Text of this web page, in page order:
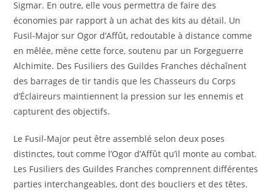
Sigmar. En outre, elle vous permettra de faire des
économies par rapport à un achat des kits au détail. Un
Fusil-Major sur Ogor d’Affût, redoutable à distance comme
en mêlée, mène cette force, soutenu par un Forgeguerre
Alchimite. Des Fusiliers des Guildes Franches déchaînent
des barrages de tir tandis que les Chasseurs du Corps
d’Éclaireurs maintiennent la pression sur les ennemis et
capturent des objectifs.
Le Fusil-Major peut être assemblé selon deux poses
distinctes, tout comme l’Ogor d’Affût qu’il monte au combat.
Les Fusiliers des Guildes Franches comprennent différentes
parties interchangeables, dont des boucliers et des têtes.